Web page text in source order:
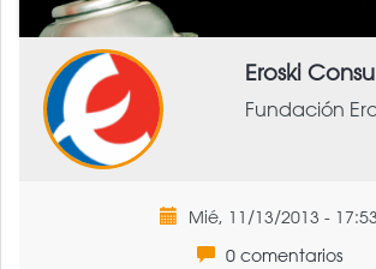
Eroski
Fundación
Mié, 11/13/2013 - 17:53
0 comentarios